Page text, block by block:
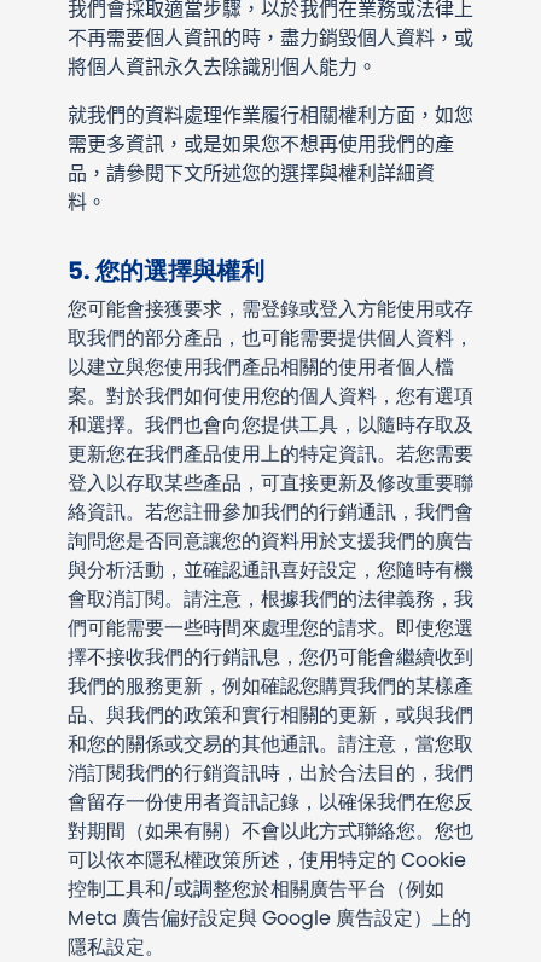
我們會採取適當步驟，以於我們在業務或法律上
不再需要個人資訊的時，盡力銷毀個人資料，或
將個人資訊永久去除識別個人能力。
就我們的資料處理作業履行相關權利方面，如您
需更多資訊，或是如果您不想再使用我們的產
品，請參閱下文所述您的選擇與權利詳細資
料。
5. 您的選擇與權利
您可能會接獲要求，需登錄或登入方能使用或存
取我們的部分產品，也可能需要提供個人資料，
以建立與您使用我們產品相關的使用者個人檔
案。對於我們如何使用您的個人資料，您有選項
和選擇。我們也會向您提供工具，以隨時存取及
更新您在我們產品使用上的特定資訊。若您需要
登入以存取某些產品，可直接更新及修改重要聯
絡資訊。若您註冊參加我們的行銷通訊，我們會
詢問您是否同意讓您的資料用於支援我們的廣告
與分析活動，並確認通訊喜好設定，您隨時有機
會取消訂閱。請注意，根據我們的法律義務，我
們可能需要一些時間來處理您的請求。即使您選
擇不接收我們的行銷訊息，您仍可能會繼續收到
我們的服務更新，例如確認您購買我們的某樣產
品、與我們的政策和實行相關的更新，或與我們
和您的關係或交易的其他通訊。請注意，當您取
消訂閱我們的行銷資訊時，出於合法目的，我們
會留存一份使用者資訊記錄，以確保我們在您反
對期間（如果有關）不會以此方式聯絡您。您也
可以依本隱私權政策所述，使用特定的 Cookie
控制工具和/或調整您於相關廣告平台（例如
Meta 廣告偏好設定與 Google 廣告設定）上的
隱私設定。